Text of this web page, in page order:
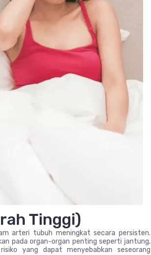
Tinggi)
arteri tubuh meningkat secara persisten.
pada organ-organ penting seperti jantung,
yang dapat menyebabkan seseorang